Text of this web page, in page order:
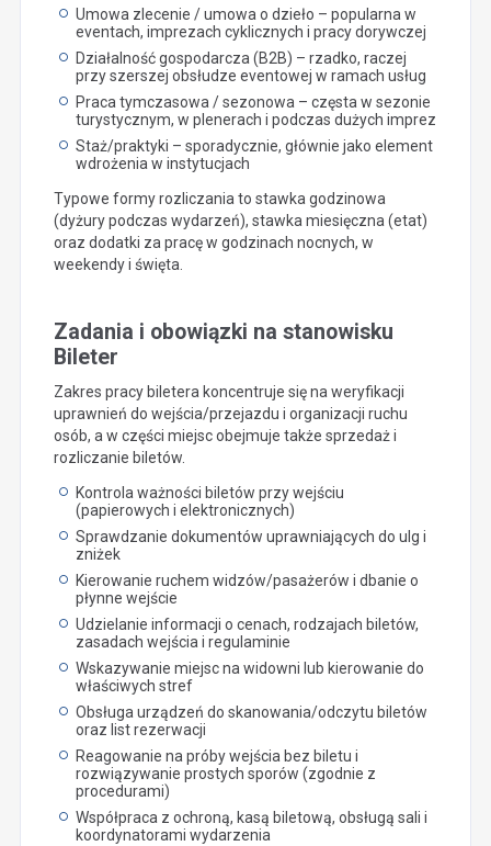
Umowa zlecenie / umowa o dzieło – popularna w
eventach, imprezach cyklicznych i pracy dorywczej
Działalność gospodarcza (B2B) – rzadko, raczej
przy szerszej obsłudze eventowej w ramach usług
Praca tymczasowa / sezonowa – częsta w sezonie
turystycznym, w plenerach i podczas dużych imprez
Staż/praktyki – sporadycznie, głównie jako element
wdrożenia w instytucjach
Typowe formy rozliczania to stawka godzinowa
(dyżury podczas wydarzeń), stawka miesięczna (etat)
oraz dodatki za pracę w godzinach nocnych, w
weekendy i święta.
Zadania i obowiązki na stanowisku
Bileter
Zakres pracy biletera koncentruje się na weryfikacji
uprawnień do wejścia/przejazdu i organizacji ruchu
osób, a w części miejsc obejmuje także sprzedaż i
rozliczanie biletów.
Kontrola ważności biletów przy wejściu
(papierowych i elektronicznych)
Sprawdzanie dokumentów uprawniających do ulg i
zniżek
Kierowanie ruchem widzów/pasażerów i dbanie o
płynne wejście
Udzielanie informacji o cenach, rodzajach biletów,
zasadach wejścia i regulaminie
Wskazywanie miejsc na widowni lub kierowanie do
właściwych stref
Obsługa urządzeń do skanowania/odczytu biletów
oraz list rezerwacji
Reagowanie na próby wejścia bez biletu i
rozwiązywanie prostych sporów (zgodnie z
procedurami)
Współpraca z ochroną, kasą biletową, obsługą sali i
koordynatorami wydarzenia